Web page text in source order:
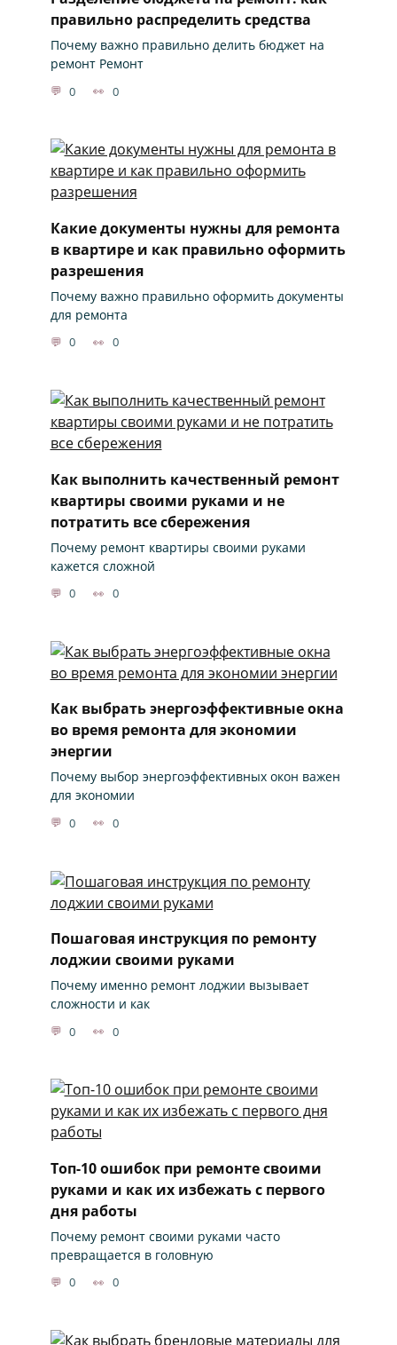
правильно распределить средства
Почему важно правильно делить бюджет на
ремонт Ремонт
0 0
Какие документы нужны для ремонта
в квартире и как правильно оформить
разрешения
Почему важно правильно оформить документы
для ремонта
0 0
Как выполнить качественный ремонт
квартиры своими руками и не
потратить все сбережения
Почему ремонт квартиры своими руками
кажется сложной
0 0
Как выбрать энергоэффективные окна
во время ремонта для экономии
энергии
Почему выбор энергоэффективных окон важен
для экономии
0 0
Пошаговая инструкция по ремонту
лоджии своими руками
Почему именно ремонт лоджии вызывает
сложности и как
0 0
Топ-10 ошибок при ремонте своими
руками и как их избежать с первого
дня работы
Почему ремонт своими руками часто
превращается в головную
0 0